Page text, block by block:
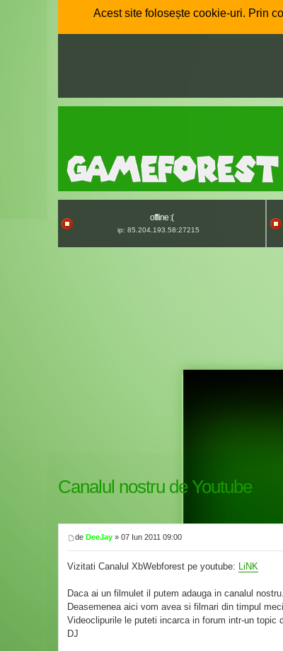
Acest site folosește cookie-uri. Prin
offline :(
ip: 85.204.193.58:27215
Canalul nostru de Youtube
de DeeJay » 07 Iun 2011 09:00
Vizitati Canalul XbWebforest pe youtube: LiNK
Daca ai un filmulet il putem adauga in canalul nostru.
Deasemenea aici vom avea si filmari din timpul
Videoclipurile le puteti incarca in forum intr-un topic
DJ